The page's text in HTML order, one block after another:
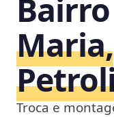
Bairro
Maria,
Troca e